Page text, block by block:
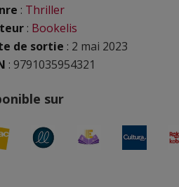
: Thriller
: Bookelis
de sortie : 2 mai 2023
: 9791035954321
sur